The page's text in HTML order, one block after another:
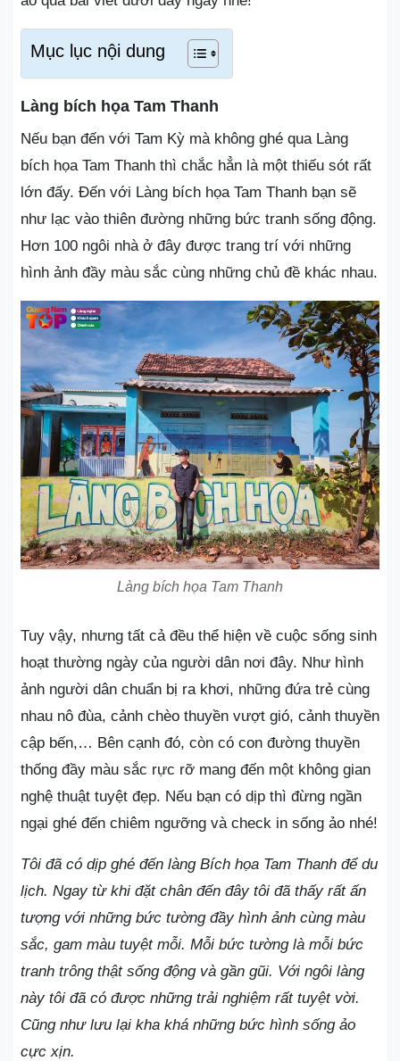
Mục lục nội dung
Làng bích họa Tam Thanh
Nếu bạn đến với Tam Kỳ mà không ghé qua Làng
bích họa Tam Thanh thì chắc hẳn là một thiếu sót rất
lớn đấy. Đến với Làng bích họa Tam Thanh bạn sẽ
như lạc vào thiên đường những bức tranh sống động.
Hơn 100 ngôi nhà ở đây được trang trí với những
hình ảnh đầy màu sắc cùng những chủ đề khác nhau.
Làng bích họa Tam Thanh
Tuy vậy, nhưng tất cả đều thể hiện về cuộc sống sinh
hoạt thường ngày của người dân nơi đây. Như hình
ảnh người dân chuẩn bị ra khơi, những đứa trẻ cùng
nhau nô đùa, cảnh chèo thuyền vượt gió, cảnh thuyền
cập bến,… Bên cạnh đó, còn có con đường thuyền
thống đầy màu sắc rực rỡ mang đến một không gian
nghệ thuật tuyệt đẹp. Nếu bạn có dịp thì đừng ngần
ngại ghé đến chiêm ngưỡng và check in sống ảo nhé!
Tôi đã có dịp ghé đến làng Bích họa Tam Thanh để du
lịch. Ngay từ khi đặt chân đến đây tôi đã thấy rất ấn
tượng với những bức tường đầy hình ảnh cùng màu
sắc, gam màu tuyệt mỗi. Mỗi bức tường là mỗi bức
tranh trông thật sống động và gần gũi. Với ngôi làng
này tôi đã có được những trải nghiệm rất tuyệt vời.
Cũng như lưu lại kha khá những bức hình sống ảo
cực xịn.